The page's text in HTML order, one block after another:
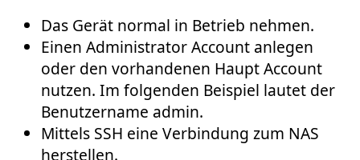
Das Gerät normal in Betrieb nehmen.
Einen Administrator Account anlegen
oder den vorhandenen Haupt Account
nutzen. Im folgenden Beispiel lautet der
Benutzername admin.
Mittels SSH eine Verbindung zum NAS
herstellen.